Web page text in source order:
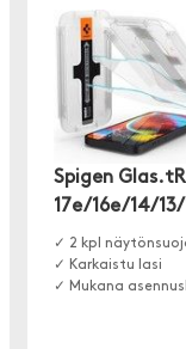
Spigen
17e/16e/14/
✓ 2 kpl
✓ Karkaistu lasi
✓ Mukana